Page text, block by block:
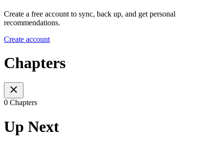
Create a free account to sync, back up, and get personal
recommendations.
Create account
Chapters
0 Chapters
Up Next